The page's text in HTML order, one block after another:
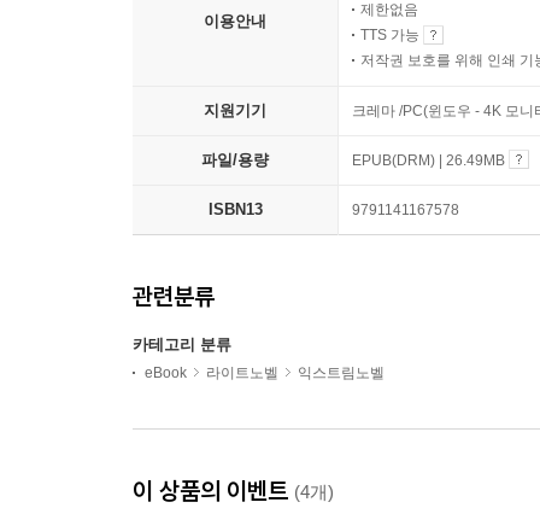
이용안내
제한없음
TTS 가능
저작권 보호를 위해 인쇄 기
지원기기 크레마 /PC(윈도우 - 4K 모
파일/용량 EPUB(DRM) | 26.49MB
ISBN13 9791141167578
관련분류
카테고리 분류
eBook 라이트노벨 익스트림노벨
이 상품의 이벤트 (4개)